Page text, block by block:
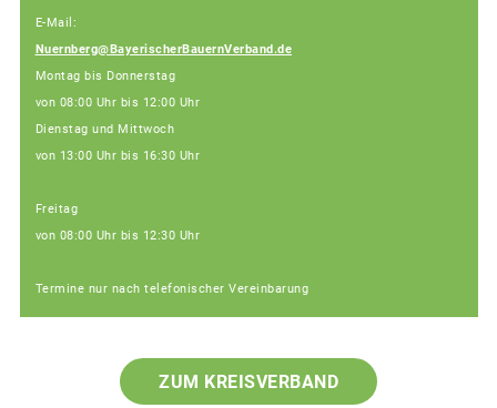
E-Mail:
Nuernberg@BayerischerBauernVerband.de
Montag bis Donnerstag
von 08:00 Uhr bis 12:00 Uhr
Dienstag und Mittwoch
von 13:00 Uhr bis 16:30 Uhr
Freitag
von 08:00 Uhr bis 12:30 Uhr
Termine nur nach telefonischer Vereinbarung
ZUM KREISVERBAND